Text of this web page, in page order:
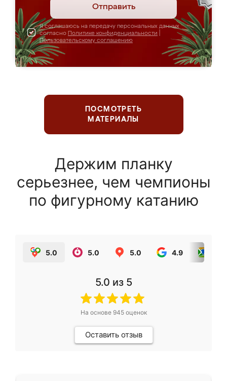
Отправить
Я соглашаюсь на передачу персональных данных
согласно Политике конфиденциальности
Пользовательскому соглашению
ПОСМОТРЕТЬ
МАТЕРИАЛЫ
Держим планку
серьезнее, чем чемпионы
по фигурному катанию
5.0 5.0 5.0 4.9
5.0 из 5
На основе 945оценок
Оставить отзыв